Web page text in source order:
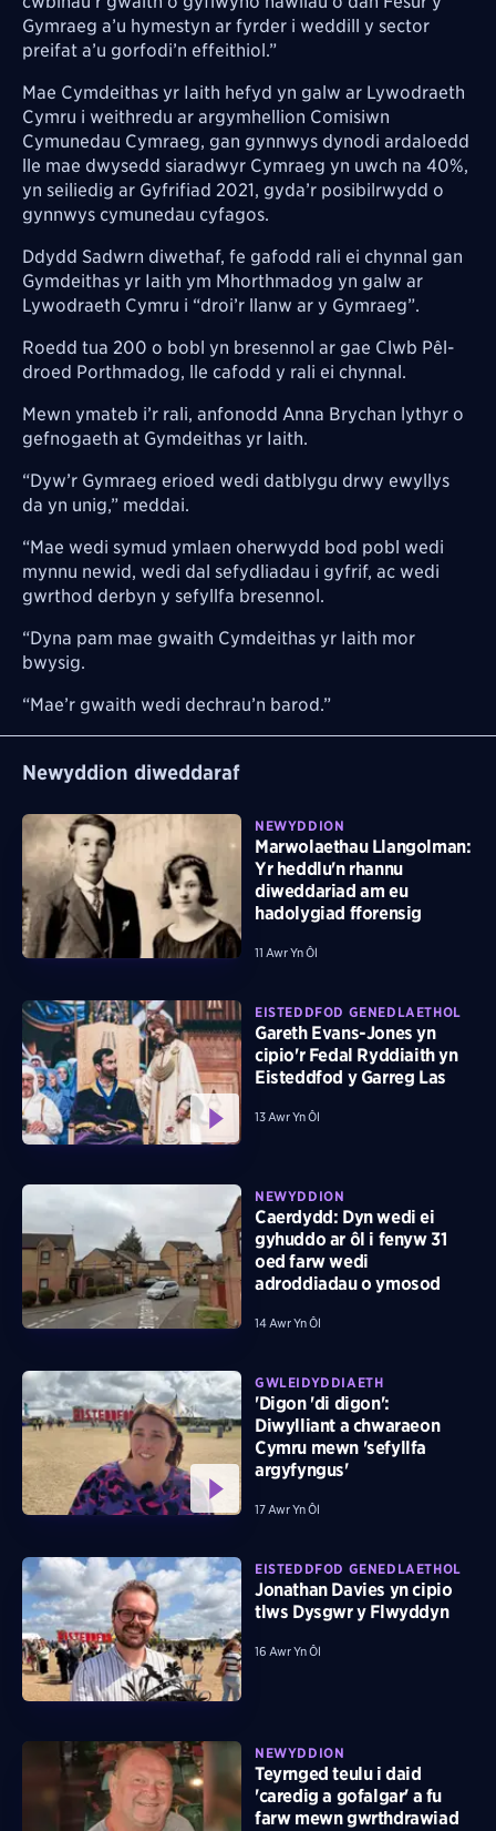
Gymraeg a’u hymestyn ar fyrder i weddill y sector
preifat a’u gorfodi’n effeithiol.”
Mae Cymdeithas yr Iaith hefyd yn galw ar Lywodraeth
Cymru i weithredu ar argymhellion Comisiwn
Cymunedau Cymraeg, gan gynnwys dynodi ardaloedd
lle mae dwysedd siaradwyr Cymraeg yn uwch na 40%,
yn seiliedig ar Gyfrifiad 2021, gyda’r posibilrwydd o
gynnwys cymunedau cyfagos.
Ddydd Sadwrn diwethaf, fe gafodd rali ei chynnal gan
Gymdeithas yr Iaith ym Mhorthmadog yn galw ar
Lywodraeth Cymru i “droi’r llanw ar y Gymraeg”.
Roedd tua 200 o bobl yn bresennol ar gae Clwb Pêl-
droed Porthmadog, lle cafodd y rali ei chynnal.
Mewn ymateb i’r rali, anfonodd Anna Brychan lythyr o
gefnogaeth at Gymdeithas yr Iaith.
“Dyw’r Gymraeg erioed wedi datblygu drwy ewyllys
da yn unig,” meddai.
“Mae wedi symud ymlaen oherwydd bod pobl wedi
mynnu newid, wedi dal sefydliadau i gyfrif, ac wedi
gwrthod derbyn y sefyllfa bresennol.
“Dyna pam mae gwaith Cymdeithas yr Iaith mor
bwysig.
“Mae’r gwaith wedi dechrau’n barod.”
Newyddion diweddaraf
NEWYDDION
Marwolaethau Llangolman:
Yr heddlu'n rhannu
diweddariad am eu
hadolygiad fforensig
11 Awr Yn Ôl
EISTEDDFOD GENEDLAETHOL
Gareth Evans-Jones yn
cipio'r Fedal Ryddiaith yn
Eisteddfod y Garreg Las
13 Awr Yn Ôl
NEWYDDION
Caerdydd: Dyn wedi ei
gyhuddo ar ôl i fenyw 31
oed farw wedi
adroddiadau o ymosod
14 Awr Yn Ôl
GWLEIDYDDIAETH
'Digon 'di digon':
Diwylliant a chwaraeon
Cymru mewn 'sefyllfa
argyfyngus'
17 Awr Yn Ôl
EISTEDDFOD GENEDLAETHOL
Jonathan Davies yn cipio
tlws Dysgwr y Flwyddyn
16 Awr Yn Ôl
NEWYDDION
Teyrnged teulu i daid
'caredig a gofalgar' a fu
farw mewn gwrthdrawiad